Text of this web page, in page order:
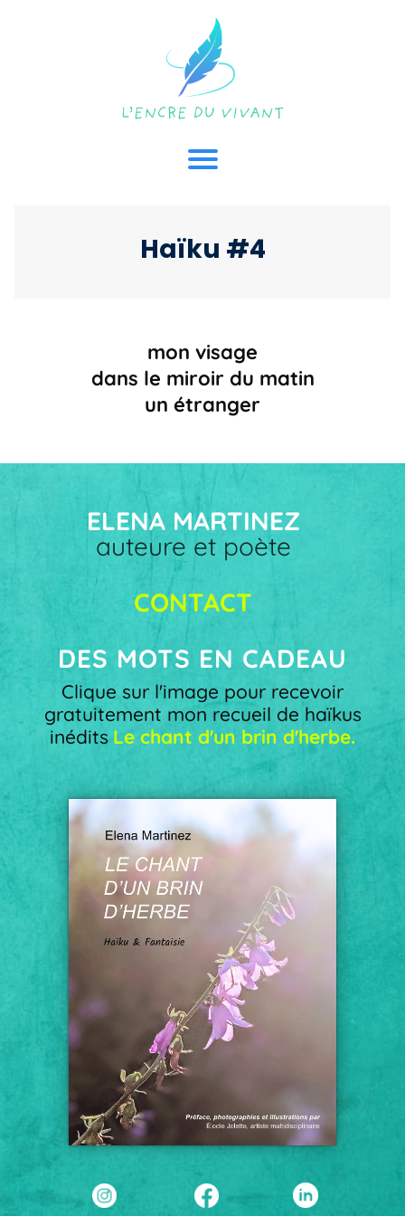
Haïku #4
mon visage
dans le miroir du matin
un étranger
ELENA MARTINEZ
auteure et poète
CONTACT
DES MOTS EN CADEAU
Clique sur l'image pour recevoir
gratuitement mon recueil de haïkus
inédits Le chant d'un brin d'herbe.